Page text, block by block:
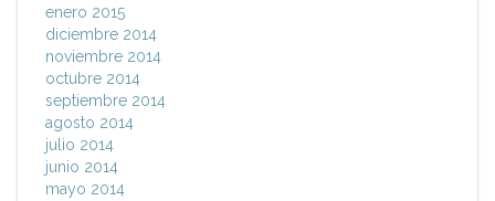
enero 2015
diciembre 2014
noviembre 2014
octubre 2014
septiembre 2014
agosto 2014
julio 2014
junio 2014
mayo 2014